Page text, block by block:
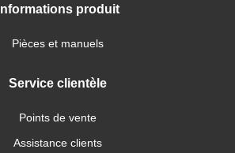
Informations produit
Pièces et manuels
Service clientèle
Points de vente
Assistance clients